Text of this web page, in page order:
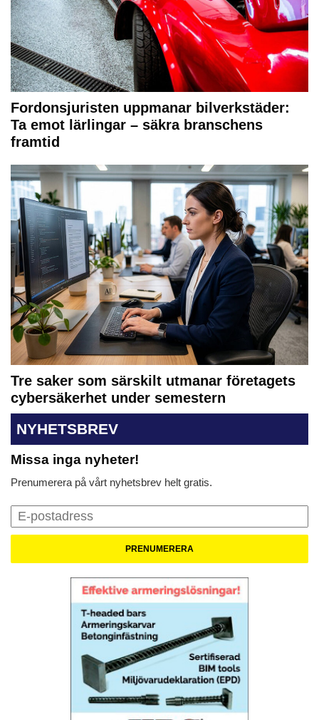
Fordonsjuristen uppmanar bilverkstäder:
Ta emot lärlingar – säkra branschens
framtid
Tre saker som särskilt utmanar företagets
cybersäkerhet under semestern
NYHETSBREV
Missa inga nyheter!
Prenumerera på vårt nyhetsbrev helt gratis.